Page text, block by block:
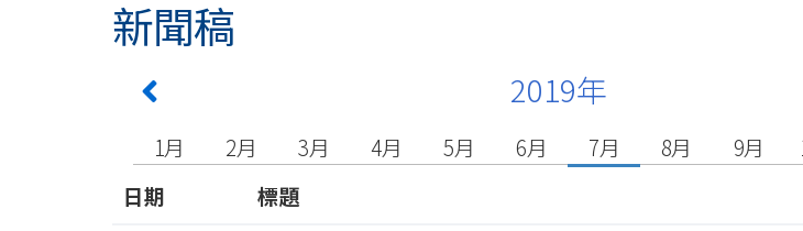
新聞稿
2019年
1月 2月 3月 4月 5月 6月 7月 8月 9月
日期
標題